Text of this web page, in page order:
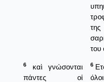
της
του
6
καὶ γνώσονται
πάντες οἱ
6